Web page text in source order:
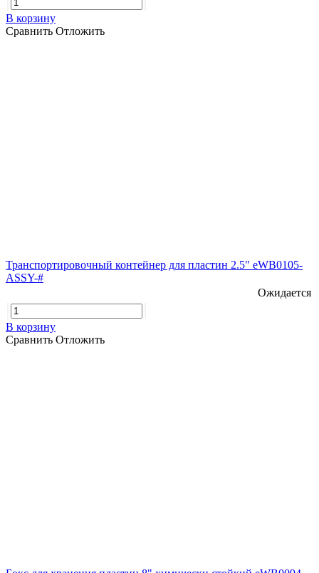
В корзину
Сравнить Отложить
Транспортировочный контейнер для пластин 2.5" eWB0105-
ASSY-#
Ожидается
В корзину
Сравнить Отложить